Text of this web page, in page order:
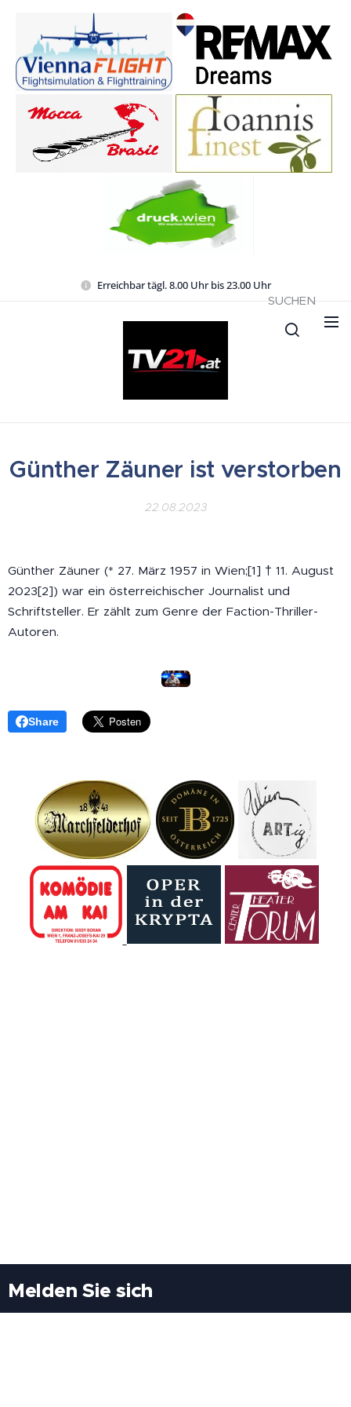
Erreichbar tägl. 8.00 Uhr bis 23.00 Uhr
SUCHEN
Günther Zäuner ist verstorben
22.08.2023
Günther Zäuner (* 27. März 1957 in Wien;[1] † 11. August
2023[2]) war ein österreichischer Journalist und
Schriftsteller. Er zählt zum Genre der Faction-Thriller-
Autoren.
Share
Melden Sie sich